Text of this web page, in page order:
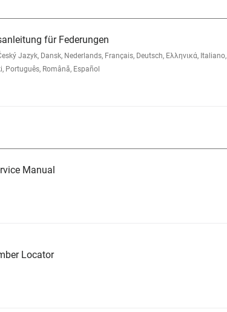
für Federungen
Jazyk, Dansk, Nederlands, Français, Deutsch, Ελληνικά, Italiano,
Português, Română, Español
Manual
Locator